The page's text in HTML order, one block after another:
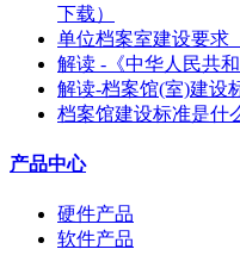
下载）
单位档案室建设要求
解读 -《中华人民共
解读-档案馆(室)建设
档案馆建设标准是什
产品中心
硬件产品
软件产品